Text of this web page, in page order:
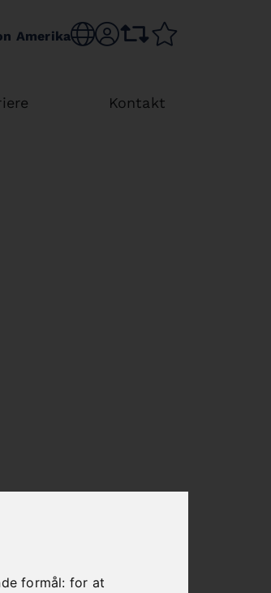
formål: for at
Amerika Choose language
sr.accountcomparison list
Kontakt